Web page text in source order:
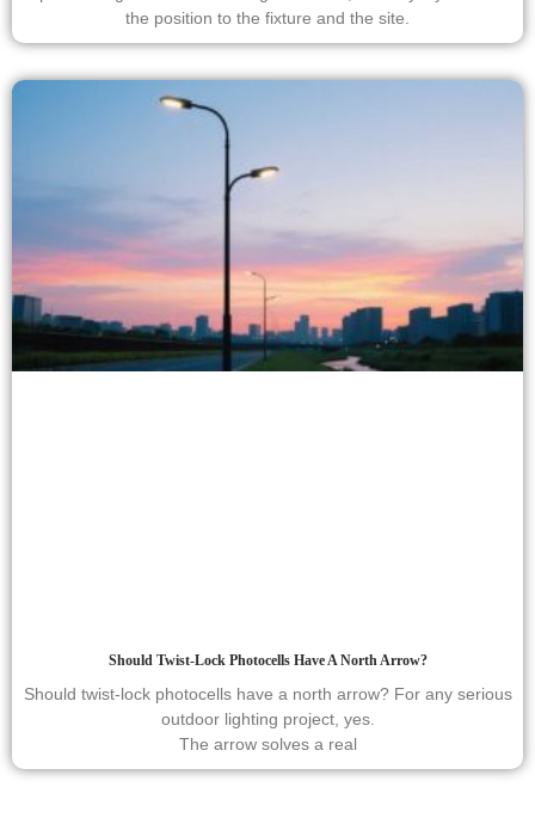
the position to the fixture and the site.
Should Twist-Lock Photocells Have A North Arrow?
Should twist-lock photocells have a north arrow? For any serious
outdoor lighting project, yes.
The arrow solves a real